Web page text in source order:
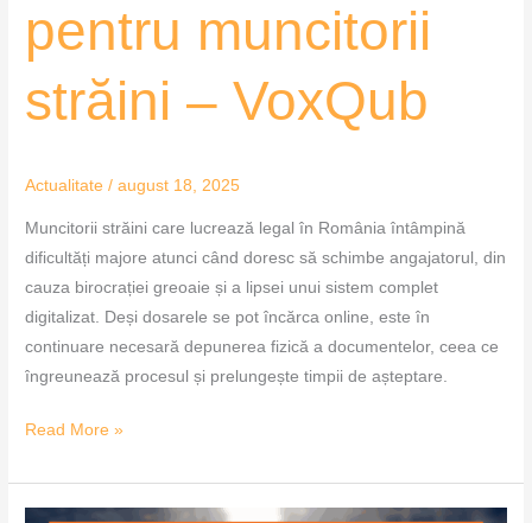
pentru muncitorii
străini – VoxQub
Actualitate /august 18, 2025
Muncitorii străini care lucrează legal în România întâmpină
dificultăți majore atunci când doresc să schimbe angajatorul, din
cauza birocrației greoaie și a lipsei unui sistem complet
digitalizat. Deși dosarele se pot încărca online, este în
continuare necesară depunerea fizică a documentelor, ceea ce
îngreunează procesul și prelungește timpii de așteptare.
Read More »